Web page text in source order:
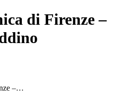
di Firenze –
–…